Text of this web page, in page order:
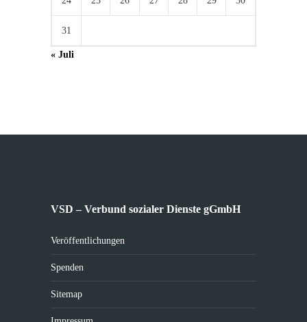
31
« Juli
VSD – Verbund sozialer Dienste gGmbH
Veröffentlichungen
Spenden
Sitemap